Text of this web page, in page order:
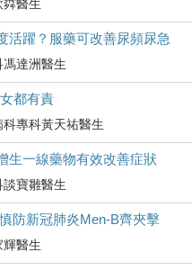
粦醫生
活躍？服藥可改善尿頻尿急
達洲醫生
都有責
專科黃天祐醫生
生一線藥物有效改善症狀
寶雛醫生
防新冠肺炎Men-B齊夾擊
輝醫生